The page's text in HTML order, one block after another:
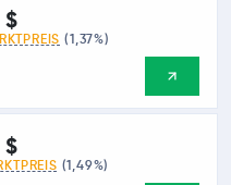
$
(1,37%)
$
(1,49%)